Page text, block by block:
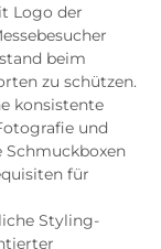
Logo der
beim
zu schützen.
konsistente
und
für
Styling-